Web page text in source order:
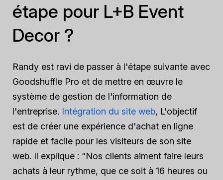
étape pour L+B Event
Decor ?
Randy est ravi de passer à l'étape suivante avec
Goodshuffle Pro et de mettre en œuvre le
système de gestion de l'information de
l'entreprise. Intégration du site web, L'objectif
est de créer une expérience d'achat en ligne
rapide et facile pour les visiteurs de son site
web. Il explique : “Nos clients aiment faire leurs
achats à leur rythme, que ce soit à 16 heures ou